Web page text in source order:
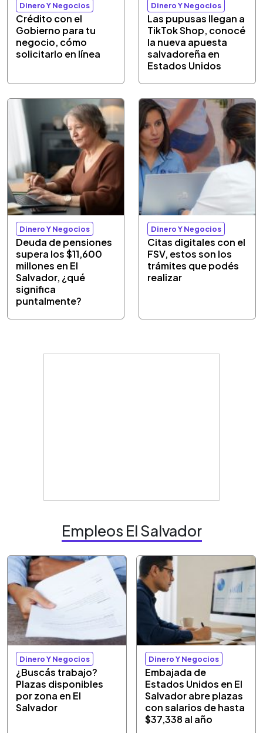
Dinero Y Negocios
Crédito con el
Gobierno para tu
negocio, cómo
solicitarlo en línea
Dinero Y Negocios
Las pupusas llegan a
TikTok Shop, conocé
la nueva apuesta
salvadoreña en
Estados Unidos
Dinero Y Negocios
Deuda de pensiones
supera los $11,600
millones en El
Salvador, ¿qué
significa
puntalmente?
Dinero Y Negocios
Citas digitales con el
FSV, estos son los
trámites que podés
realizar
Empleos El Salvador
Dinero Y Negocios
¿Buscás trabajo?
Plazas disponibles
por zona en El
Salvador
Dinero Y Negocios
Embajada de
Estados Unidos en El
Salvador abre plazas
con salarios de hasta
$37,338 al año